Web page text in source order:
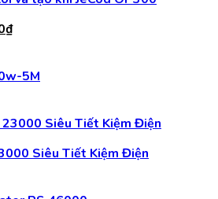
₫Giá
là:5M
Siêu Tiết Kiệm Điện